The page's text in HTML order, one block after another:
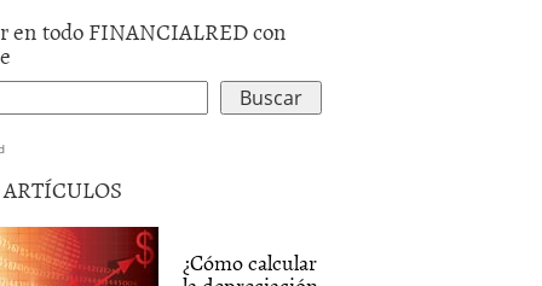
en todo FINANCIALRED con
ARTÍCULOS
¿Cómo calcular